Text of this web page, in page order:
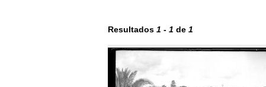
Resultados 1 - 1 de 1